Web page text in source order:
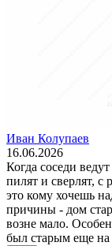
Иван Колупаев
16.06.2026
Когда соседи
пилят и сверлят,
это кому хочешь
причины - дом
возне мало.
был старым еще на